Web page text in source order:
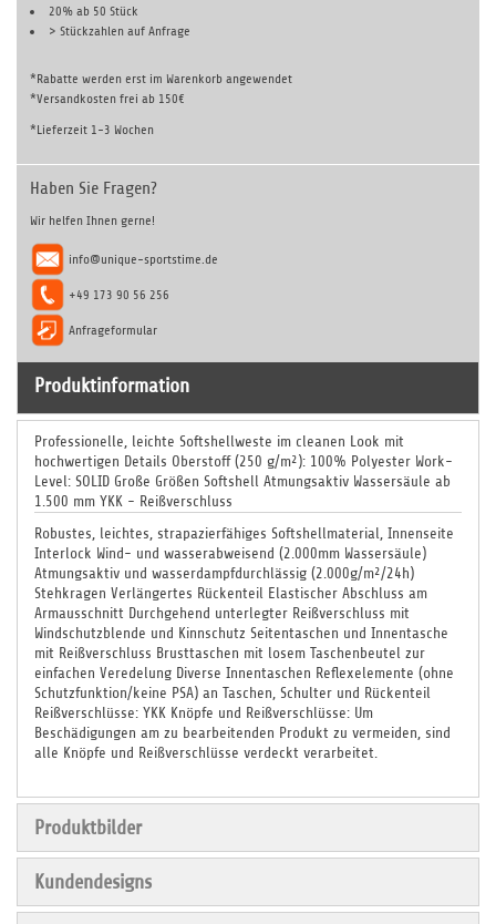
20% ab 50 Stück
> Stückzahlen auf Anfrage
*Rabatte werden erst im Warenkorb angewendet
*Versandkosten frei ab 150€
*Lieferzeit 1-3 Wochen
Haben Sie Fragen?
Wir helfen Ihnen gerne!
info@unique-sportstime.de
+49 173 90 56 256
Anfrageformular
Produktinformation
Professionelle, leichte Softshellweste im cleanen Look mit
hochwertigen Details Oberstoff (250 g/m²): 100% Polyester Work-
Level: SOLID Große Größen Softshell Atmungsaktiv Wassersäule ab
1.500 mm YKK - Reißverschluss
Robustes, leichtes, strapazierfähiges Softshellmaterial, Innenseite
Interlock Wind- und wasserabweisend (2.000mm Wassersäule)
Atmungsaktiv und wasserdampfdurchlässig (2.000g/m²/24h)
Stehkragen Verlängertes Rückenteil Elastischer Abschluss am
Armausschnitt Durchgehend unterlegter Reißverschluss mit
Windschutzblende und Kinnschutz Seitentaschen und Innentasche
mit Reißverschluss Brusttaschen mit losem Taschenbeutel zur
einfachen Veredelung Diverse Innentaschen Reflexelemente (ohne
Schutzfunktion/keine PSA) an Taschen, Schulter und Rückenteil
Reißverschlüsse: YKK Knöpfe und Reißverschlüsse: Um
Beschädigungen am zu bearbeitenden Produkt zu vermeiden, sind
alle Knöpfe und Reißverschlüsse verdeckt verarbeitet.
Produktbilder
Kundendesigns